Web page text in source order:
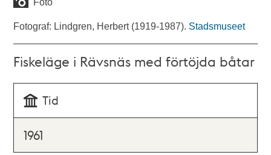
Fotograf: Lindgren, Herbert (1919-1987). Stadsmuseet
Fiskeläge i Rävsnäs med förtöjda båtar
Tid
1961